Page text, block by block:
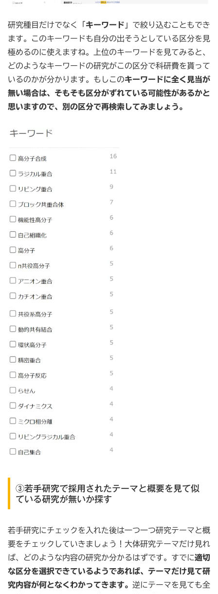
研究種目だけでなく「 キーワード 」で絞り込むこともでき
ます。このキーワードも自分の出そうとしている区分を見
極めるのに使えますね。上位のキーワードを見てみると、
どのようなキーワードの研究がこの区分で科研費を貰って
いるのかが分かります。もしこのキーワードに全く見当が
無い場合は、そもそも区分がずれている可能性があるかと
思いますので、別の区分で再検索してみましょう。
③若手研究で採用されたテーマと概要を見て似
ている研究が無いか探す
若手研究にチェックを入れた後は一つ一つ研究テーマと概
要をチェックしていきましょう！大体研究テーマだけ見れ
ば、どのような内容の研究か分かるはずです。すでに適切
な区分を選択できているようであれば、テーマだけ見て研
究内容が何となくわかってきます。 逆にテーマを見ても全